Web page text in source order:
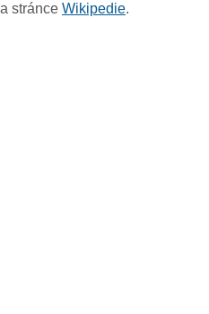
stránce Wikipedie.